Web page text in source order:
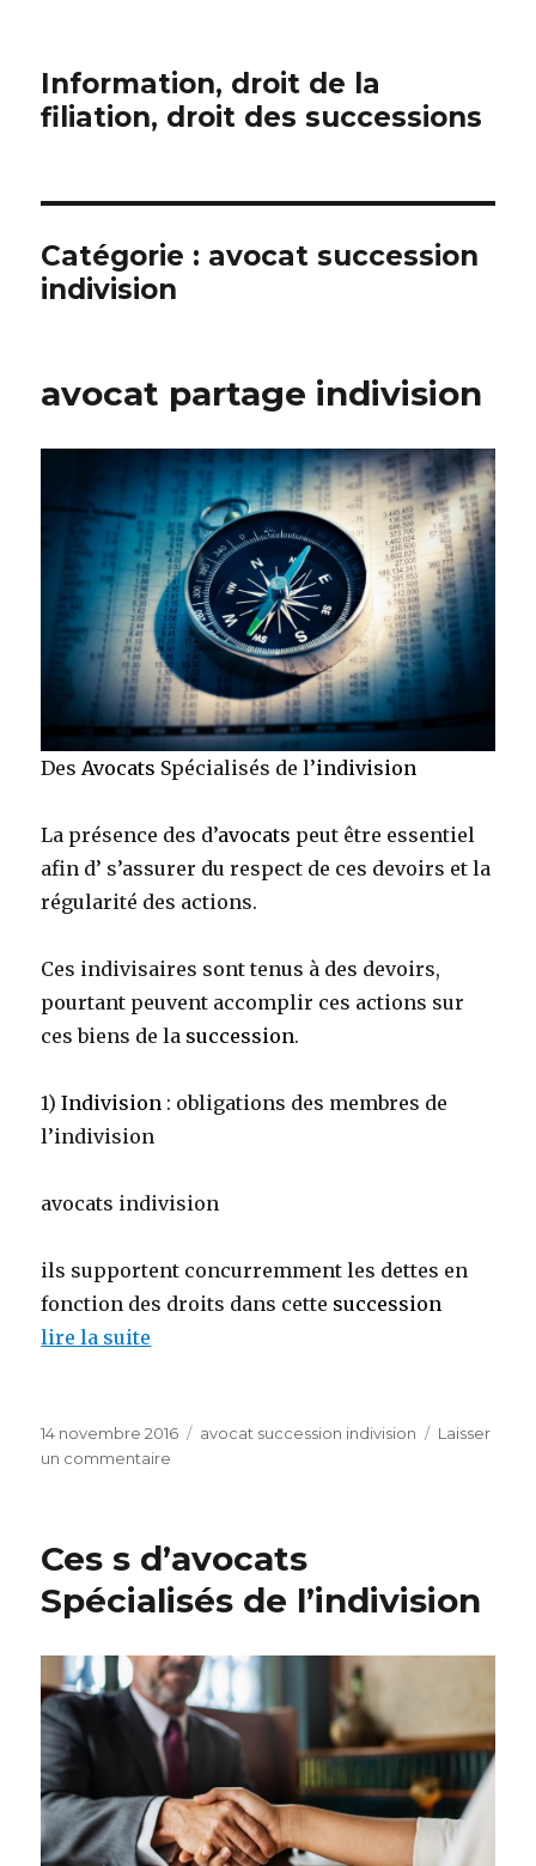
Information, droit de la
filiation, droit des successions
Catégorie : avocat succession
indivision
avocat partage indivision
Des Avocats Spécialisés de l’indivision
La présence des d’avocats peut être essentiel
afin d’ s’assurer du respect de ces devoirs et la
régularité des actions.
Ces indivisaires sont tenus à des devoirs,
pourtant peuvent accomplir ces actions sur
ces biens de la succession.
1)Indivision : obligations des membres de
l’indivision
avocats indivision
ils supportent concurremment les dettes en
fonction des droits dans cette succession
lire la suite
Publié
le
14 novembre 2016 Catégories
avocat succession indivision
Laisser
un commentaire
Ces s d’avocats
Spécialisés de l’indivision